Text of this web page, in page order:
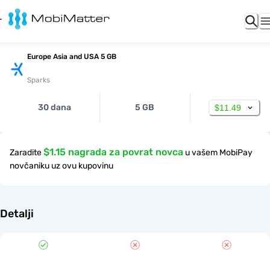
Europe Asia and USA 5 GB
Sparks
30 dana 5 GB $11.49
Zaradite$1.15 nagrada za povrat novca u vašem MobiPay
novčaniku uz ovu kupovinu
Detalji